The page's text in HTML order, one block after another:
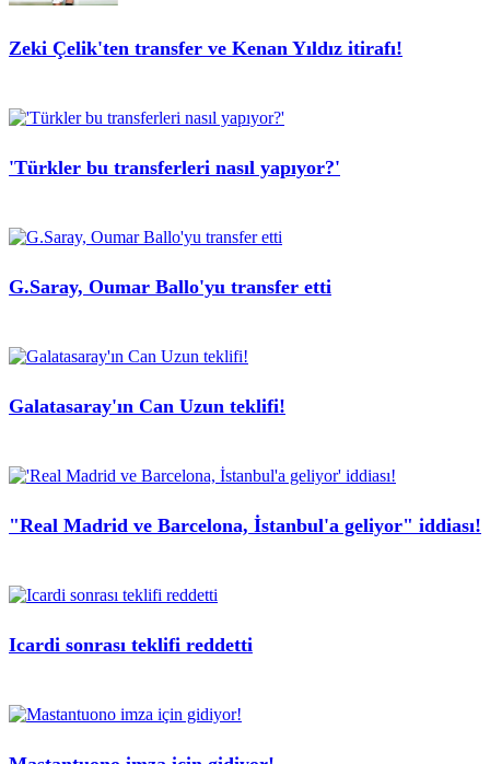
Zeki Çelik'ten transfer ve Kenan Yıldız itirafı!
'Türkler bu transferleri nasıl yapıyor?'
G.Saray, Oumar Ballo'yu transfer etti
Galatasaray'ın Can Uzun teklifi!
"Real Madrid ve Barcelona, İstanbul'a geliyor" iddiası!
Icardi sonrası teklifi reddetti